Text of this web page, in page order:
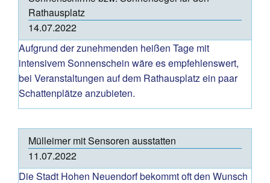
Rathausplatz
14.07.2022
Aufgrund der zunehmenden heißen Tage mit
intensivem Sonnenschein wäre es empfehlenswert,
bei Veranstaltungen auf dem Rathausplatz ein paar
Schattenplätze anzubieten.
Mülleimer mit Sensoren ausstatten
11.07.2022
Die Stadt Hohen Neuendorf bekommt oft den Wunsch